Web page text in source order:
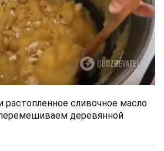
растопленное сливочное масло
деревянной